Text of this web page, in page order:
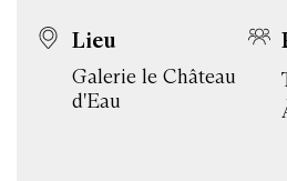
Lieu
Galerie le Château
d'Eau